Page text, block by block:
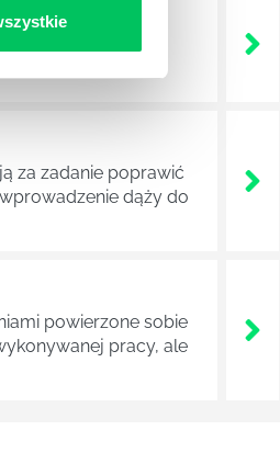
w zasadzie
za zadanie poprawić
dąży do
powierzone sobie
pracy, ale